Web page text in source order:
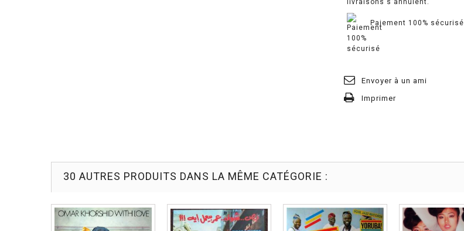
Paiement 100% sécurisé
Envoyer à un ami
Imprimer
30 AUTRES PRODUITS DANS LA MÊME CATÉGORIE :